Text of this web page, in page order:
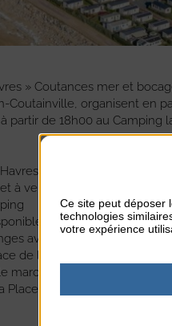
» Coutances mer et
Coutainville, organisent en
partir de 18h00 au Camping
» par les élus et
à venir
sans réservation.
avec les habitants et
de la SNSM de Gouville-
marché de Blainville-sur-Mer
Place du général de Gaulle,
Ce site peut déposer
technologies
votre expérience